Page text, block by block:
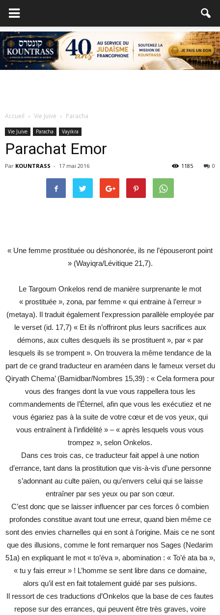
Accueil Vie Juive Paracha
Vie Juive Paracha Vayikra
Parachat Emor
Par KOUNTRASS - 17 mai 2016 0
1185
« Une femme prostituée ou déshonorée, ils ne l’épouseront point
» (Wayiqra/Lévitique 21,7).
Le Targoum Onkelos rend de manière surprenante le mot
« prostituée », zona, par femme « qui entraine à l’erreur »
(metaya). Il traduit également l’expression parallèle employée par
le verset (id. 17,7) « Et ils n’offriront plus leurs sacrifices aux
démons, aux cultes desquels ils se prostituent », par « par
lesquels ils se trompent ». On trouvera la même tendance de la
part de ce grand traducteur en araméen dans le fameux verset du
Qiryath Chema’ (Bamidbar/Nombres 15,39) : « Cela formera pour
vous des franges dont la vue vous rappellera tous les
commandements de l’Éternel, afin que vous les exécutiez et ne
vous égariez pas à la suite de votre cœur et de vos yeux, qui
vous entraînent à l’infidélité » – « après lesquels vous vous
trompez », selon Onkelos.
Dans ces trois cas, ce traducteur fait appel à une notion
d’errance, tant dans la prostitution que vis-à-vis d’une personne
s’adonnant au culte païen, ou qu’envers celui qui se laisse
entraîner par ses yeux ou par son cœur.
C’est donc que se laisser influencer par ces forces ô combien
profondes constitue avant tout une erreur, quand bien même ce
sont des envies charnelles qui en sont à l’origine. Mais ce ne sont
que des illusions, comme le font remarquer nos Sages (Nedarim
51a) en expliquant le mot « to’éva », abomination : « To’é ata ba »,
« tu y fais erreur » ! L’homme se sent libre dans ce domaine,
alors qu’il est en fait totalement guidé par ses pulsions.
Il ressort de ces traductions d’Onkelos que la base de ces fautes
repose sur des errances, qui peuvent être très graves, voire